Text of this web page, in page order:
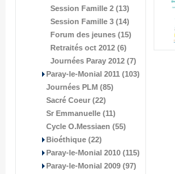
Session Famille 2 (13)
Session Famille 3 (14)
Forum des jeunes (15)
Retraités oct 2012 (6)
Journées Paray 2012 (7)
Paray-le-Monial 2011 (103)
Journées PLM (85)
Sacré Coeur (22)
Sr Emmanuelle (11)
Cycle O.Messiaen (55)
Bioéthique (22)
Paray-le-Monial 2010 (115)
Paray-le-Monial 2009 (97)